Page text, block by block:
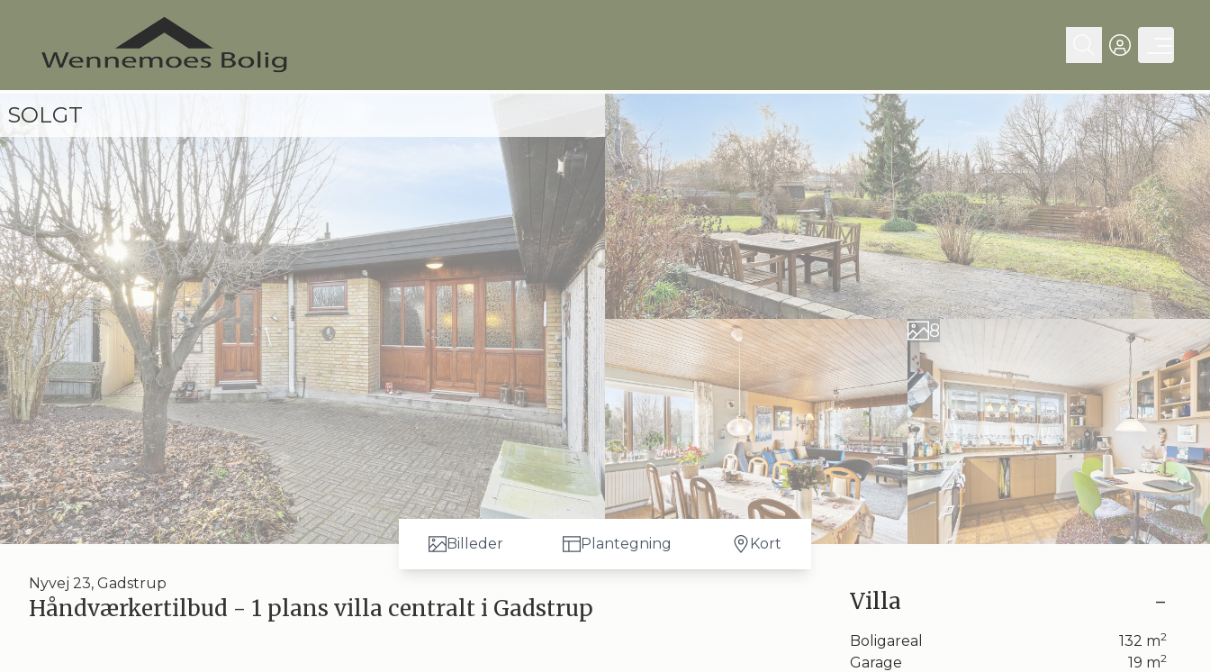
SOLGT
0
1
2
3
4
5
6
7
8
Billeder Plantegning Kort
Nyvej 23, Gadstrup
Håndværkertilbud - 1 plans villa centralt i Gadstrup Villa -
Boligareal 132 m2
Garage 19 m2